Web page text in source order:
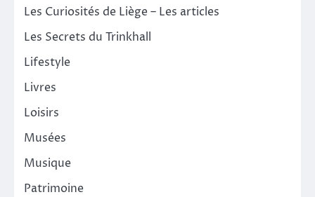
Les Curiosités de Liège – Les articles
Les Secrets du Trinkhall
Lifestyle
Livres
Loisirs
Musées
Musique
Patrimoine